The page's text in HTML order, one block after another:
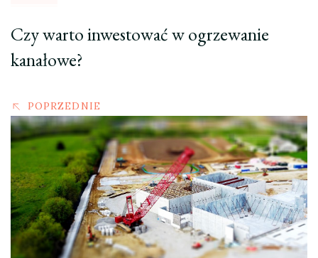
Czy warto inwestować w ogrzewanie
kanałowe?
POPRZEDNIE